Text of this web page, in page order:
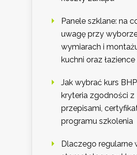
Panele szklane: na
uwagę przy
wymiarach i
kuchni oraz łazience
Jak wybrać kurs
kryteria zgodności z
przepisami,
programu szkolenia
Dlaczego regularne